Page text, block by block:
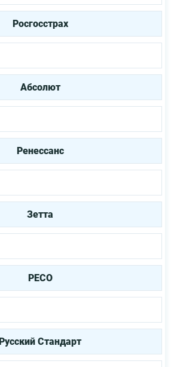
Росгосстрах
Абсолют
Ренессанс
Зетта
РЕСО
Русский Стандарт